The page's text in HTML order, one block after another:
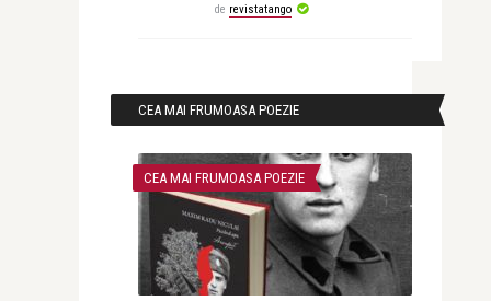
de revistatango
CEA MAI FRUMOASA POEZIE
CEA MAI FRUMOASA POEZIE